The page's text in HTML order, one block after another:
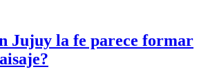
Jujuy la fe parece formar